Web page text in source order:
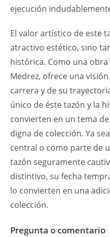
ejecución
El valor artístico de este
atractivo estético, sino
histórica. Como una
Medrez, ofrece una
carrera y de su
único de éste tazón y la
convierten en un tema
digna de colección. Ya
central o como parte de
tazón seguramente
distintivo, su fecha
lo convierten en una
colección.
Pregunta o comentario